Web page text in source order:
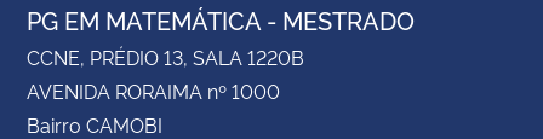
PG EM MATEMÁTICA - MESTRADO
CCNE, PRÉDIO 13, SALA 1220B
AVENIDA RORAIMA nº 1000
Bairro CAMOBI